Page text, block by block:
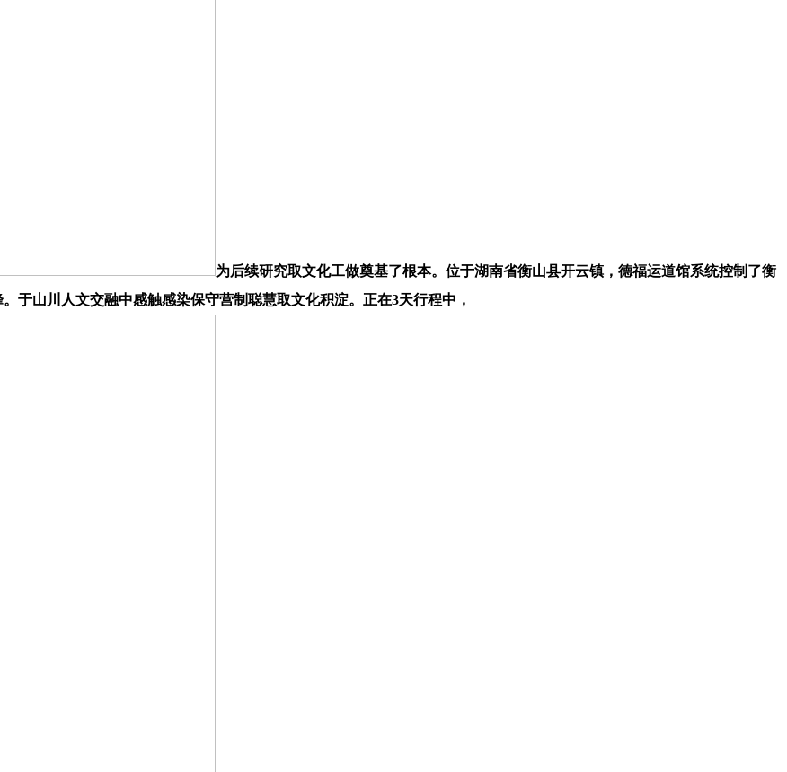
为后续研究取文化工做奠基了根本。位于湖南省衡山县开云镇，德福运道馆系统控制了衡
于山川人文交融中感触感染保守营制聪慧取文化积淀。正在3天行程中，